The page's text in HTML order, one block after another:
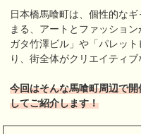
日本橋馬喰町は、個性的な
まる、アートとファッショ
ガタ竹澤ビル」や「パレッ
り、街全体がクリエイティ
今回はそんな馬喰町周辺で
してご紹介します！